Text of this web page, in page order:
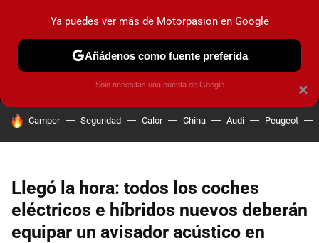
MENÚ NUEVO
COCHES ELÉCTRICOS OBSERVATORIO
HOY SE HABLA DE
Camper Seguridad Calor China Audi Peugeot
Llegó la hora: todos los coches
eléctricos e híbridos nuevos deberán
equipar un avisador acústico en
×
Ya puedes ver más de Motorpasion en Google
Añádenos como fuente preferida
Solo necesitas una cuenta de Google